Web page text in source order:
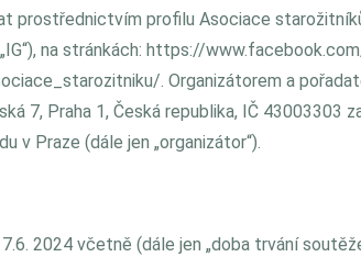
prostřednictvím profilu Asociace
„IG“), na stránkách: https://
. Organizátorem a
7, Praha 1, Česká republika, IČ 43003303
v Praze (dále jen „organizátor“).
2024 včetně (dále jen „doba trvání